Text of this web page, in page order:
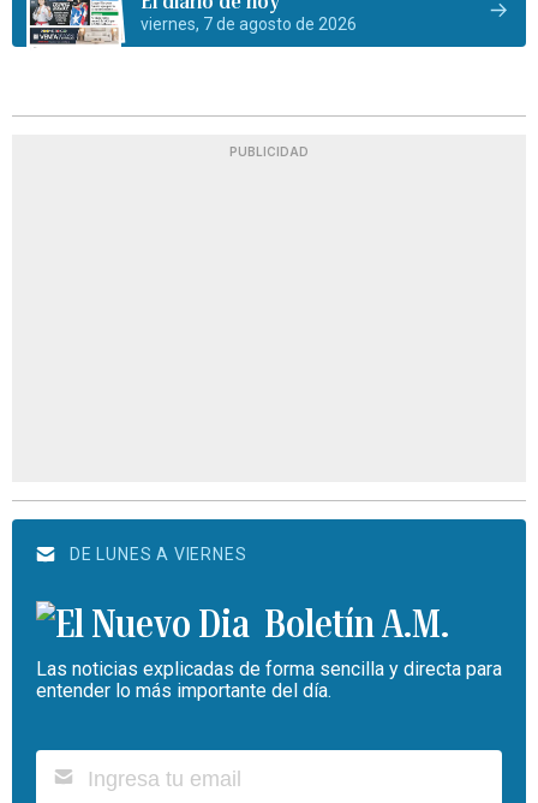
viernes, 7 de agosto de 2026
PUBLICIDAD
DE LUNES A VIERNES
Boletín A.M.
Las noticias explicadas de forma sencilla y directa para
entender lo más importante del día.